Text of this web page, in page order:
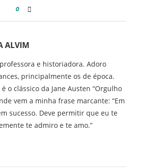
0
ALVIM
e historiadora. Adoro
principalmente os de época.
o clássico da Jane Austen “Orgulho
vem a minha frase marcante: “Em
sucesso. Deve permitir que eu te
te admiro e te amo.”